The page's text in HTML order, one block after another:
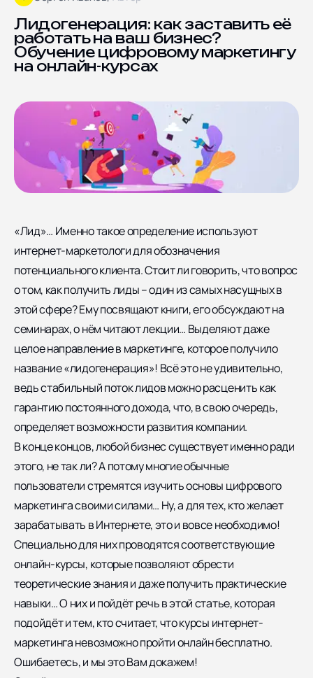
Блог
Отзывы
Контакты
Документы
8, корпус 5
Лидогенерация: как заставить её
работать на ваш бизнес?
Обучение цифровому маркетингу
на онлайн-курсах
«Лид»… Именно такое определение используют
интернет-маркетологи для обозначения
потенциального клиента. Стоит ли говорить, что вопрос
о том, как получить лиды – один из самых насущных в
этой сфере? Ему посвящают книги, его обсуждают на
семинарах, о нём читают лекции… Выделяют даже
целое направление в маркетинге, которое получило
название «лидогенерация»! Всё это не удивительно,
ведь стабильный поток лидов можно расценить как
гарантию постоянного дохода, что, в свою очередь,
определяет возможности развития компании.
В конце концов, любой бизнес существует именно ради
этого, не так ли? А потому многие обычные
пользователи стремятся изучить основы цифрового
маркетинга своими силами… Ну, а для тех, кто желает
зарабатывать в Интернете, это и вовсе необходимо!
Специально для них проводятся соответствующие
онлайн-курсы, которые позволяют обрести
теоретические знания и даже получить практические
навыки… О них и пойдёт речь в этой статье, которая
подойдёт и тем, кто считает, что курсы интернет-
маркетинганевозможно пройти онлайн бесплатно.
Ошибаетесь, и мы это Вам докажем!